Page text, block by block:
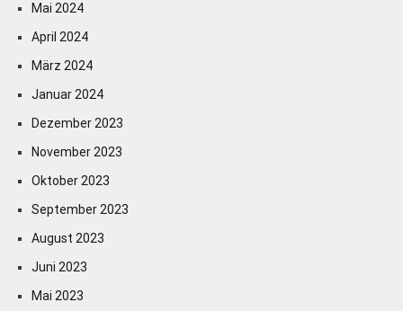
Mai 2024
April 2024
März 2024
Januar 2024
Dezember 2023
November 2023
Oktober 2023
September 2023
August 2023
Juni 2023
Mai 2023